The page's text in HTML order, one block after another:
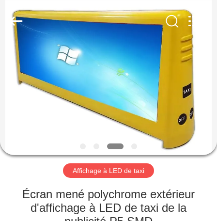
LA
MAISON
VIDÉOS
PROPOS
Electronic
Technology
Rights
Reserved.
Affichage à LED de taxi
Écran mené polychrome extérieur
d'affichage à LED de taxi de la